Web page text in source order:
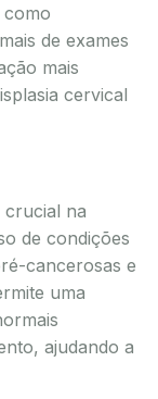
como
de exames
mais
cervical
crucial na
de condições
cancerosas e
uma
ajudando a